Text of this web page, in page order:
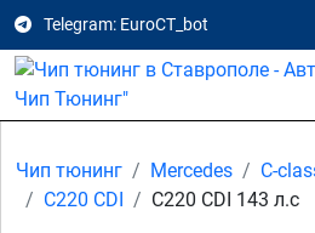
Telegram: EuroCT_bot
Чип тюнинг Mercedes C-
C220 CDI
C220 CDI 143 л.с